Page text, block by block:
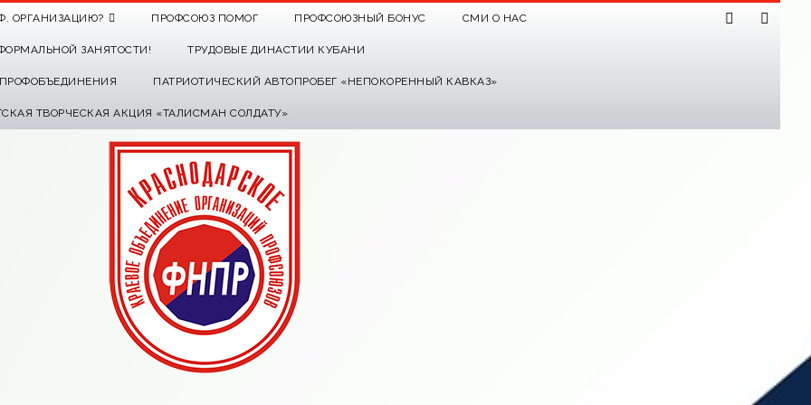
ОРГАНИЗАЦИЮ? ПРОФСОЮЗ ПОМОГ ПРОФСОЮЗНЫЙ БОНУС СМИ О НАС
ЗАНЯТОСТИ! ТРУДОВЫЕ ДИНАСТИИ КУБАНИ
ПАТРИОТИЧЕСКИЙ АВТОПРОБЕГ «НЕПОКОРЕННЫЙ КАВКАЗ»
ТВОРЧЕСКАЯ АКЦИЯ «ТАЛИСМАН СОЛДАТУ»